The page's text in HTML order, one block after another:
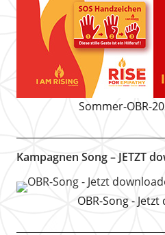
Sommer-OBR-
Kampagnen Song – JETZT
OBR-Song -